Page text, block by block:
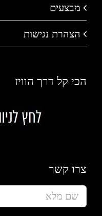
מבצעים
הצהרת נגישות
הכי קל דרך הוויז
צרו קשר